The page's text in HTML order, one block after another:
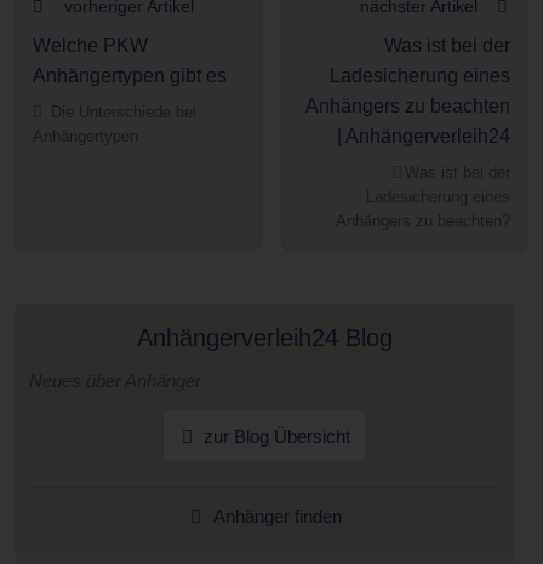
vorheriger Artikel
Welche PKW
Anhängertypen gibt es
nächster Artikel
Was ist bei der
Ladesicherung eines
Anhängers zu beachten
| Anhängerverleih24
Anhängerverleih24 Blog
zur Blog Übersicht
Anhänger finden